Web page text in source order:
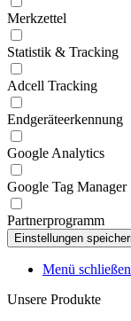
Merkzettel
Statistik & Tracking
Adcell Tracking
Endgeräteerkennung
Google Analytics
Google Tag Manager
Partnerprogramm
Menü schließen
Unsere Produkte